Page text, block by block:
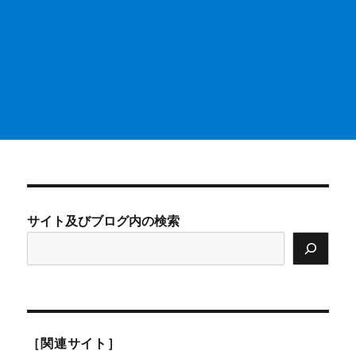
サイト及びブログ内の検索
［関連サイト］